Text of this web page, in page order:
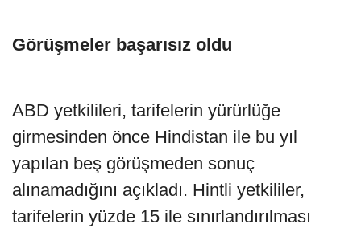
Görüşmeler başarısız oldu
ABD yetkilileri, tarifelerin yürürlüğe
girmesinden önce Hindistan ile bu yıl
yapılan beş görüşmeden sonuç
alınamadığını açıkladı. Hintli yetkililer,
tarifelerin yüzde 15 ile sınırlandırılması